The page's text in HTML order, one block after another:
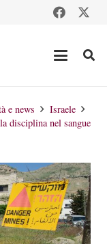
e news
Israele
disciplina nel sangue